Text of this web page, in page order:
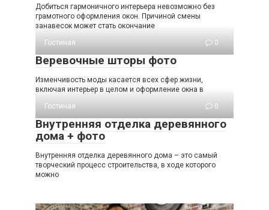
Добиться гармоничного интерьера невозможно без
грамотного оформления окон. Причиной смены
занавесок может стать окончание
Гостиная
0
Веревочные шторы фото
Изменчивость моды касается всех сфер жизни,
включая интерьер в целом и оформление окна в
Гостиная
0
Внутренняя отделка деревянного
дома + фото
Внутренняя отделка деревянного дома – это самый
творческий процесс строительства, в ходе которого
можно